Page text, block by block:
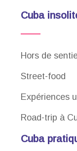
Cuba
Hors de
Street-food
Expériences
Road-trip à
Cuba